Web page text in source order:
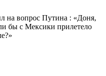
на вопрос Путина : «Доня,
бы с Мексики прилетело